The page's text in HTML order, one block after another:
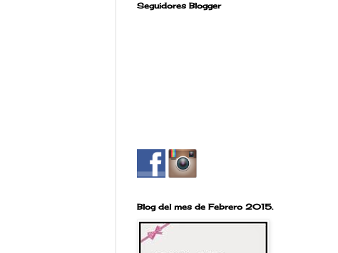
Seguidores Blogger
Blog del mes de Febrero 2015.